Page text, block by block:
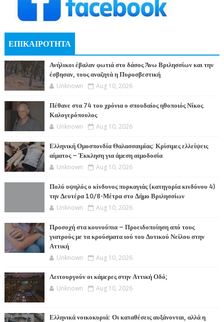
ΕΠΙΚΑΙΡΟΤΗΤΑ
Ανήλικοι έβαλαν φωτιά στο δάσος Άνω Βριλησσίων και την
έσβησαν, τους αναζητά η Πυροσβεστική
Unknown Aug 10, 2026
Πέθανε στα 74 του χρόνια ο σπουδαίος ηθοποιός Νίκος
Καλογερόπουλος
Unknown Aug 10, 2026
Ελληνική Ομοσπονδία Θαλασσαιμίας: Κρίσιμες ελλείψεις
αίματος – Έκκληση για άμεση αιμοδοσία
Unknown Aug 10, 2026
Πολύ υψηλός ο κίνδυνος πυρκαγιάς (κατηγορία κινδύνου 4)
την Δευτέρα 10/8-Μέτρα στο Δήμο Βριλησσίων
Unknown Aug 10, 2026
Προσοχή στα κουνούπια – Προειδοποίηση από τους
γιατρούς με τα κρούσματα ιού του Δυτικού Νείλου στην
Αττική
Unknown Aug 10, 2026
Λειτουργούν οι κάμερες στην Αττική Οδό;
Unknown Aug 10, 2026
Ελληνικά νοικοκυριά: Οι καταθέσεις αυξάνονται, αλλά η